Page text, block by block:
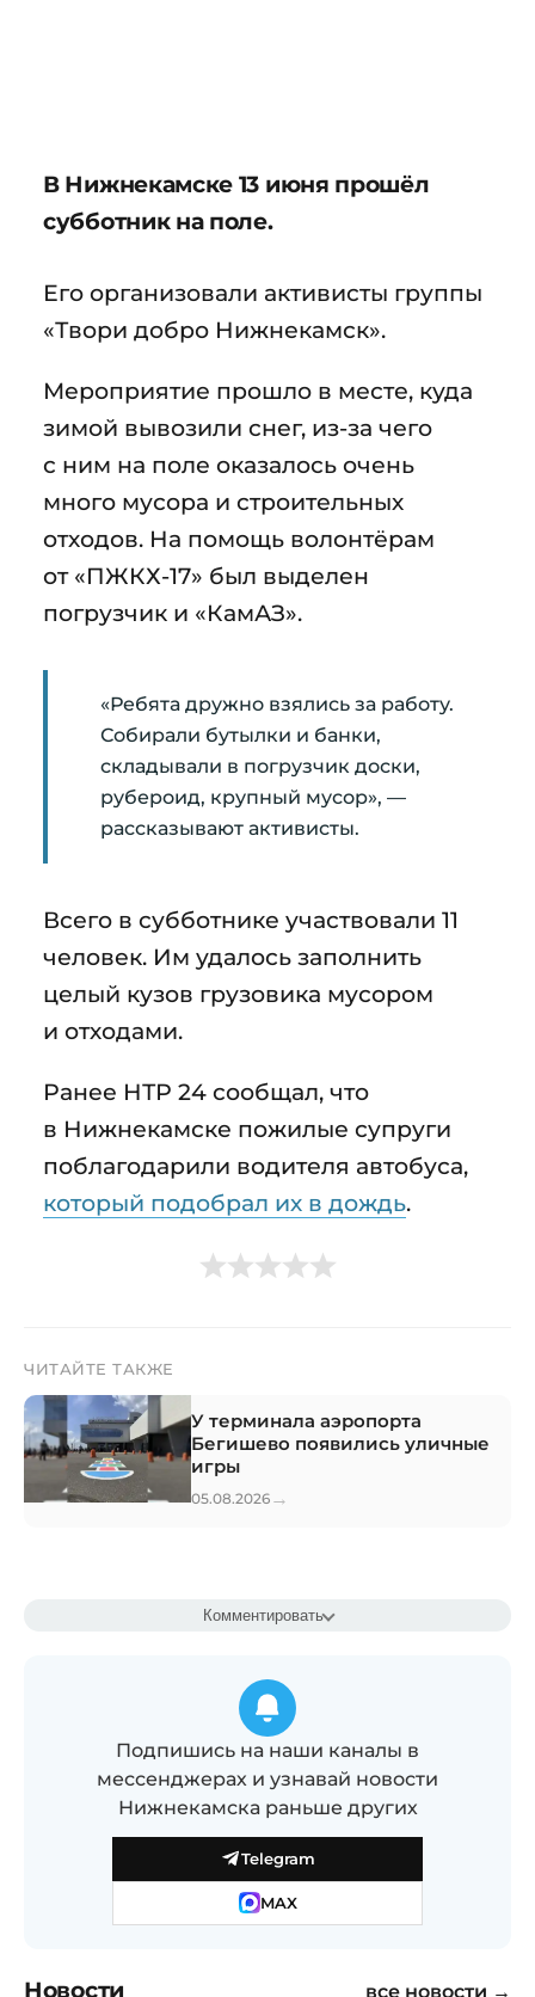
В Нижнекамске 13 июня прошёл
субботник на поле.
Его организовали активисты группы
«Твори добро Нижнекамск».
Мероприятие прошло в месте, куда
зимой вывозили снег, из-за чего
с ним на поле оказалось очень
много мусора и строительных
отходов. На помощь волонтёрам
от «ПЖКХ-17» был выделен
погрузчик и «КамАЗ».
«Ребята дружно взялись за работу.
Собирали бутылки и банки,
складывали в погрузчик доски,
рубероид, крупный мусор», —
рассказывают активисты.
Всего в субботнике участвовали 11
человек. Им удалось заполнить
целый кузов грузовика мусором
и отходами.
Ранее НТР 24 сообщал, что
в Нижнекамске пожилые супруги
поблагодарили водителя автобуса,
который подобрал их в дождь.
ЧИТАЙТЕ ТАКЖЕ
У терминала аэропорта
Бегишево появились уличные
игры
05.08.2026 →
Комментировать
Подпишись на наши каналы в
мессенджерах и узнавай новости
Нижнекамска раньше других
Telegram
MAX
Новости все новости →